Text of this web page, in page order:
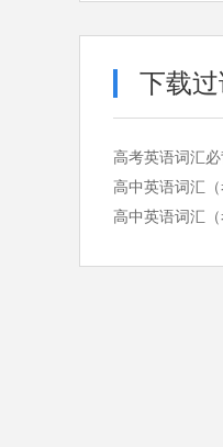
下载
高考英语词汇
高中英语词汇（
高中英语词汇（